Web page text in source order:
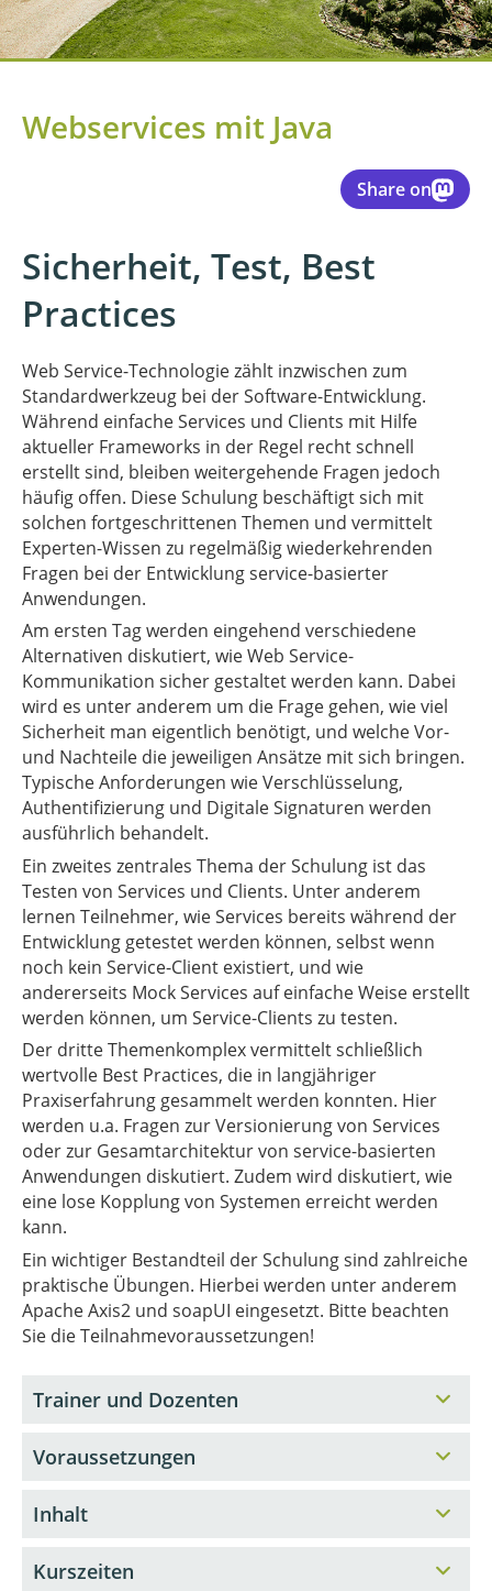
Webservices mit Java
Share on
Sicherheit, Test, Best
Practices
Web Service-Technologie zählt inzwischen zum
Standardwerkzeug bei der Software-Entwicklung.
Während einfache Services und Clients mit Hilfe
aktueller Frameworks in der Regel recht schnell
erstellt sind, bleiben weitergehende Fragen jedoch
häufig offen. Diese Schulung beschäftigt sich mit
solchen fortgeschrittenen Themen und vermittelt
Experten-Wissen zu regelmäßig wiederkehrenden
Fragen bei der Entwicklung service-basierter
Anwendungen.
Am ersten Tag werden eingehend verschiedene
Alternativen diskutiert, wie Web Service-
Kommunikation sicher gestaltet werden kann. Dabei
wird es unter anderem um die Frage gehen, wie viel
Sicherheit man eigentlich benötigt, und welche Vor-
und Nachteile die jeweiligen Ansätze mit sich bringen.
Typische Anforderungen wie Verschlüsselung,
Authentifizierung und Digitale Signaturen werden
ausführlich behandelt.
Ein zweites zentrales Thema der Schulung ist das
Testen von Services und Clients. Unter anderem
lernen Teilnehmer, wie Services bereits während der
Entwicklung getestet werden können, selbst wenn
noch kein Service-Client existiert, und wie
andererseits Mock Services auf einfache Weise erstellt
werden können, um Service-Clients zu testen.
Der dritte Themenkomplex vermittelt schließlich
wertvolle Best Practices, die in langjähriger
Praxiserfahrung gesammelt werden konnten. Hier
werden u.a. Fragen zur Versionierung von Services
oder zur Gesamtarchitektur von service-basierten
Anwendungen diskutiert. Zudem wird diskutiert, wie
eine lose Kopplung von Systemen erreicht werden
kann.
Ein wichtiger Bestandteil der Schulung sind zahlreiche
praktische Übungen. Hierbei werden unter anderem
Apache Axis2 und soapUI eingesetzt. Bitte beachten
Sie die Teilnahmevoraussetzungen!
Trainer und Dozenten
Voraussetzungen
Inhalt
Kurszeiten